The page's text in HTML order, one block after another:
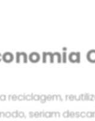
reciclagem,
seriam